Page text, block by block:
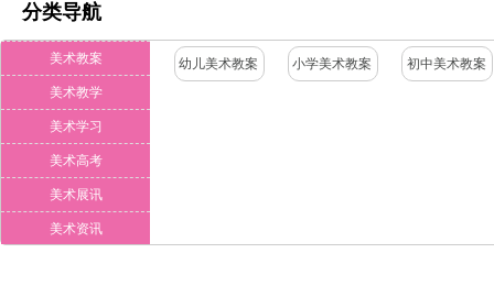
分类导航
美术教案
美术教学
美术学习
美术高考
美术展讯
美术资讯
幼儿美术教案 小学美术教案 初中美术教案